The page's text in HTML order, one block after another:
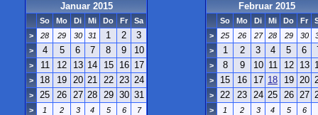
Januar 2015
So Mo Di Mi Do Fr
Sa
>
28 29 30 31 1 2 3
> 4 5 6 7 8 9 10
> 11 12 13 14 15 16 17
> 18 19 20 21 22 23 24
> 25 26 27 28 29 30 31
> 1 2 3 4 5 6 7
Februar 2015
So Mo Di Mi Do Fr
>
25 26 27 28 29 30
>
1 2 3 4 5 6
> 8 9 10 11 12 13
> 15 16 17 18 19 20
> 22 23 24 25 26 27
> 1 2 3 4 5 6